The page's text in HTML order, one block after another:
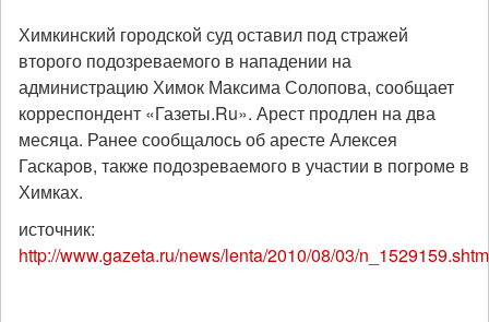
Химкинский городской суд оставил под стражей
второго подозреваемого в нападении на
администрацию Химок Максима Солопова, сообщает
корреспондент «Газеты.Ru». Арест продлен на два
месяца. Ранее сообщалось об аресте Алексея
Гаскаров, также подозреваемого в участии в погроме в
Химках.
источник:
http://www.gazeta.ru/news/lenta/2010/08/03/